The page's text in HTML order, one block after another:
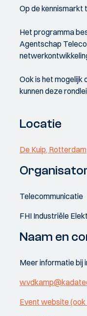
Op de kennismarkt
Het programma
Agentschap
Ook is het mogelijk
kunnen deze
Locatie
De Kuip, Rotterdam
Telecommunicatie
FHI Industriële
Naam en
Meer informatie bij
Event website